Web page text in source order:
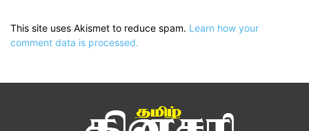
This site uses Akismet to reduce spam. Learn how your
comment data is processed.